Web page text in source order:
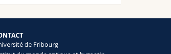
de Fribourg